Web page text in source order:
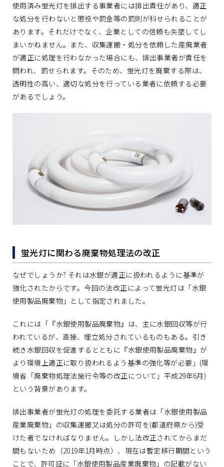
使用済み蛍光灯を排出する事業者には排出責任があり、適正
な処分を行わないと懲役や罰金等の罰則が科せられることが
あります。それだけでなく、企業としての信頼も失墜してし
まいかねません。また、収集運搬・処分を依頼した産廃業者
が適正に処理を行わなかった場合にも、排出事業者が責任を
問われ、罰せられます。そのため、蛍光灯を廃棄する際は、
透明性の高い、適切な処分を行っている業者に依頼する必要
があるでしょう。
蛍光灯に関わる廃棄物処理法の改正
なぜでしょうか? それは水銀が適正に扱われるように基準が
強化されたからです。今回の法改正によって蛍光灯は「水銀
使用製品廃棄物」として指定されました。
これには「『水銀使用製品廃棄物』は、主に水銀回収等が行
われているが、直接、埋立処分されているものもある。引き
続き水銀回収を促進するとともに『水銀使用製品廃棄物』が
より環境上適正に取り扱われるよう基準の強化等が必要」(環
境省「廃棄物処理法施行令等の改正について」平成29年6月)
という背景があります。
排出事業者が蛍光灯の処理を委託する業者は「水銀使用製品
産業廃棄物」の収集運搬又は処分の許可を(都道府県から)受
けた者でなければなりません。しかし法改正されてからまだ
間もないため（2019年1月時点）、現在は暫定移行期間という
ことで、許可証に「水銀使用製品産業廃棄物」の記載がない